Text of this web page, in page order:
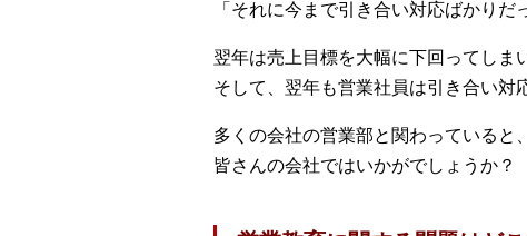
「それに今まで引き合い対応ばかり
翌年は売上目標を大幅に下回ってしま
そして、翌年も営業社員は引き合い
多くの会社の営業部と関わっていると
皆さんの会社ではいかがでしょうか？